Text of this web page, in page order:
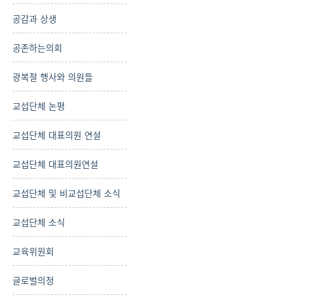
공감과 상생
공존하는의회
광복절 행사와 의원들
교섭단체 논평
교섭단체 대표의원 연설
교섭단체 대표의원연설
교섭단체 및 비교섭단체 소식
교섭단체 소식
교육위원회
글로벌의정